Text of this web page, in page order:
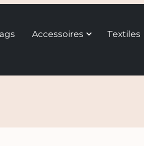
Accessoires Textiles